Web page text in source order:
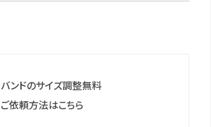
バンドのサイズ調整無料
ご依頼方法はこちら